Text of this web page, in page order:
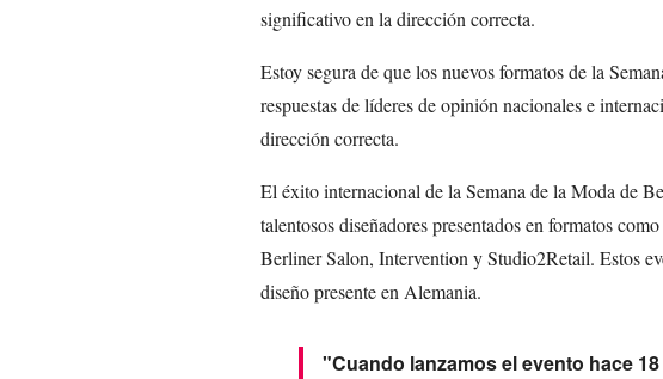
significativo en la dirección correcta.
Estoy segura de que los nuevos formatos de la
respuestas de líderes de opinión nacionales e
dirección correcta.
El éxito internacional de la Semana de la Moda de
talentosos diseñadores presentados en formatos
Berliner Salon, Intervention y Studio2Retail. Estos
diseño presente en Alemania.
"Cuando lanzamos el evento hace